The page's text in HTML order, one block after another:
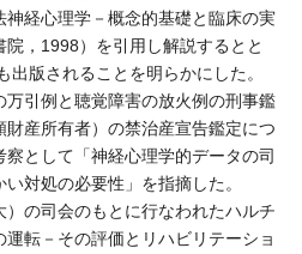
神経心理学－概念的基礎と臨床の実
，1998）を引用し解説するとと
出版されることを明らかにした。
万引例と聴覚障害の放火例の刑事鑑
産所有者）の禁治産宣告鑑定につ
として「神経心理学的データの司
対処の必要性」を指摘した。
の司会のもとに行なわれたハルチ
転－その評価とリハビリテーショ